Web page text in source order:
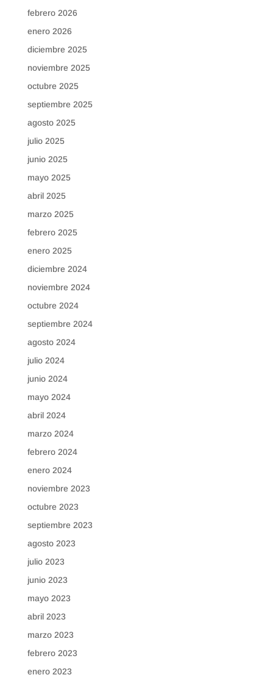
febrero 2026
enero 2026
diciembre 2025
noviembre 2025
octubre 2025
septiembre 2025
agosto 2025
julio 2025
junio 2025
mayo 2025
abril 2025
marzo 2025
febrero 2025
enero 2025
diciembre 2024
noviembre 2024
octubre 2024
septiembre 2024
agosto 2024
julio 2024
junio 2024
mayo 2024
abril 2024
marzo 2024
febrero 2024
enero 2024
noviembre 2023
octubre 2023
septiembre 2023
agosto 2023
julio 2023
junio 2023
mayo 2023
abril 2023
marzo 2023
febrero 2023
enero 2023